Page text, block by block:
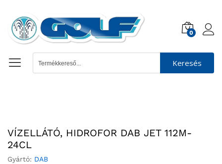
0
Keresés
VÍZELLÁTÓ, HIDROFOR DAB JET 112M-
24CL
Gyártó: DAB